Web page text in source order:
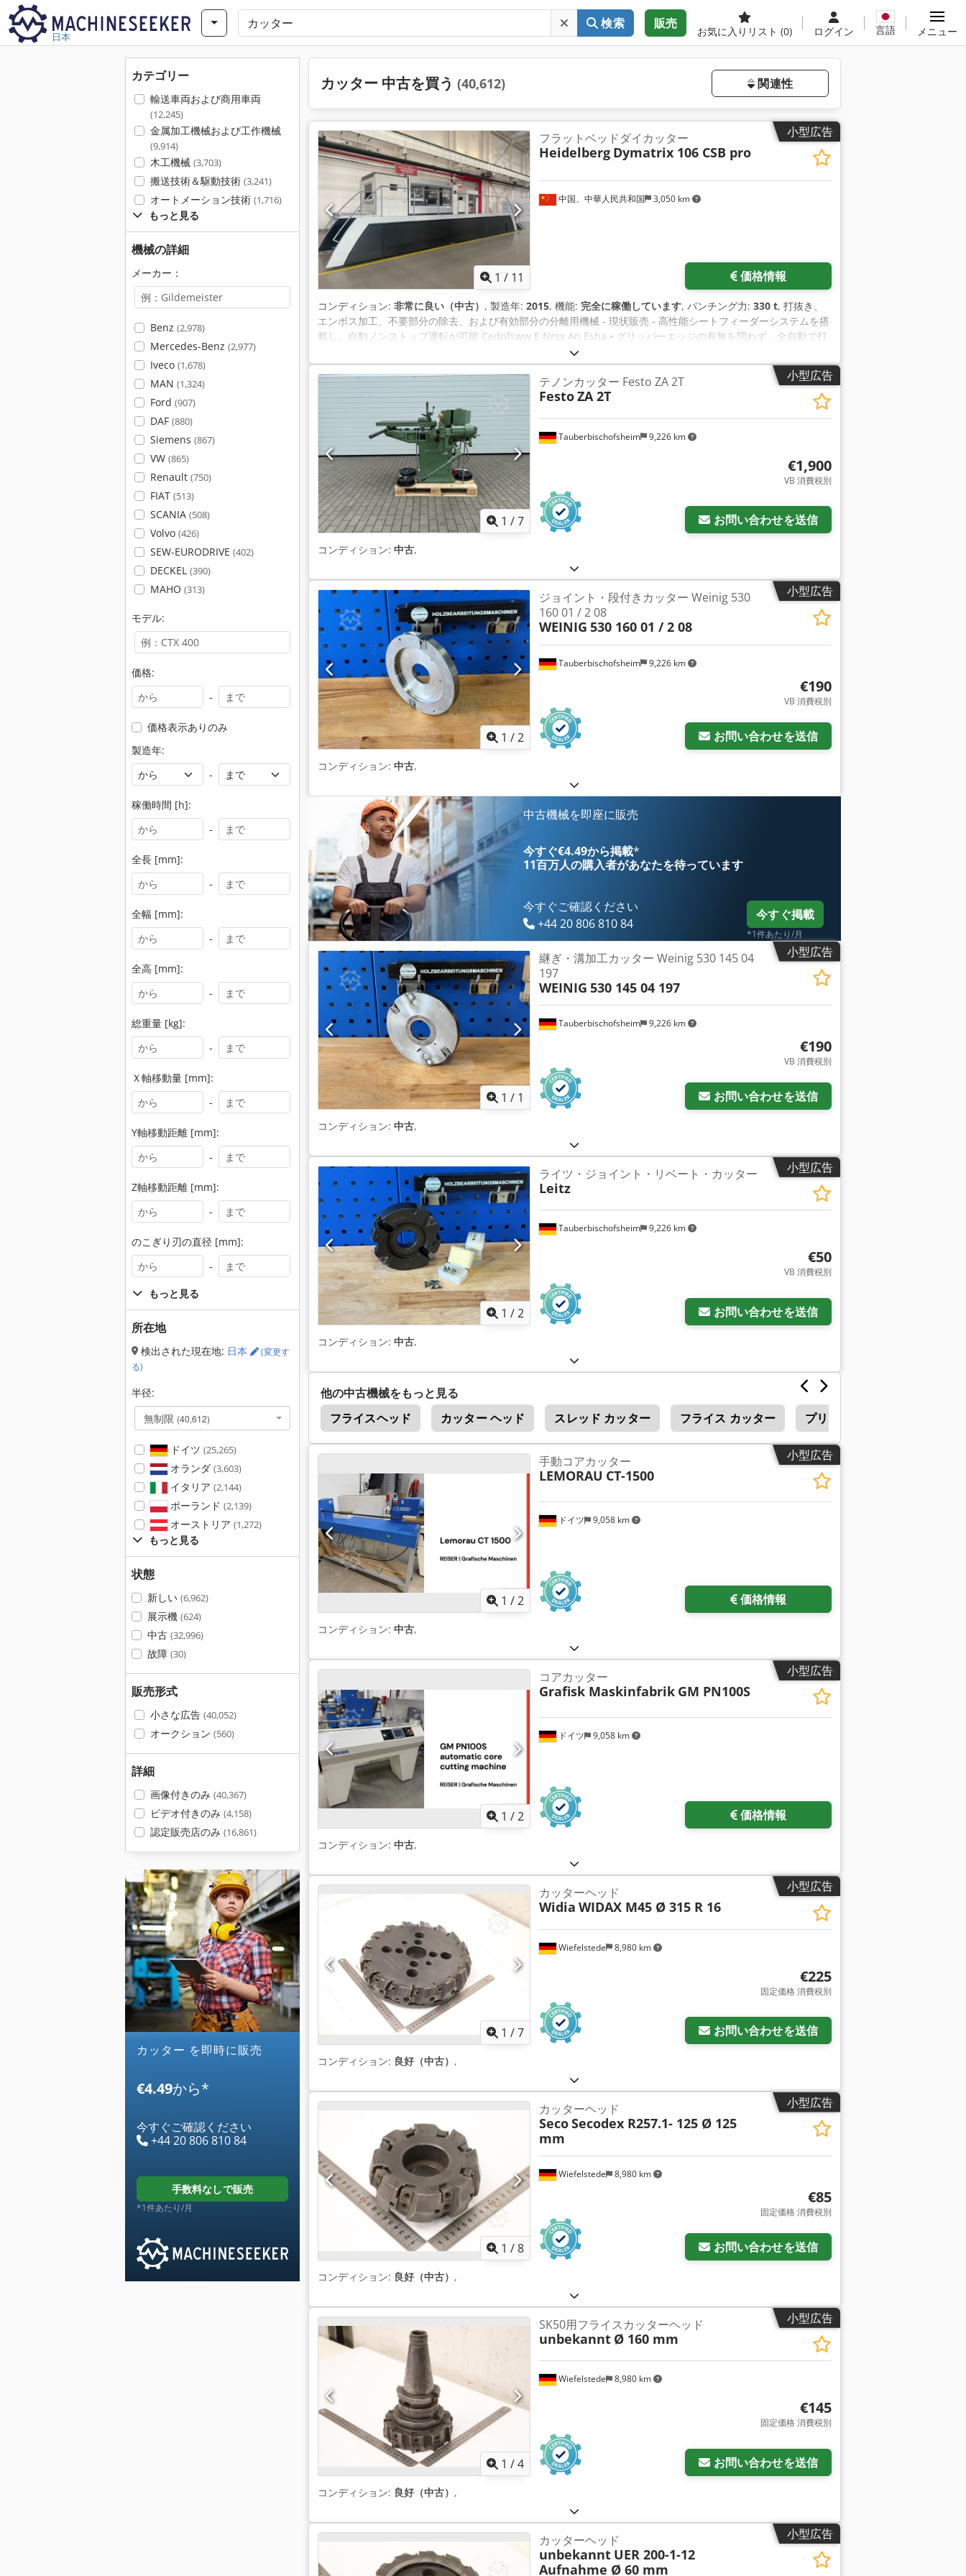
日本
検索 販売
お気に入りリスト (0) ログイン 言語 メニュー
カテゴリー
輸送車両および商用車両
(12,245)
金属加工機械および工作機械
(9,914)
木工機械 (3,703)
搬送技術＆駆動技術 (3,241)
オートメーション技術 (1,716)
もっと見る
機械の詳細
メーカー：
Benz (2,978)
Mercedes-Benz (2,977)
Iveco (1,678)
MAN (1,324)
Ford (907)
DAF (880)
Siemens (867)
VW (865)
Renault (750)
FIAT (513)
SCANIA (508)
Volvo (426)
SEW-EURODRIVE (402)
DECKEL (390)
MAHO (313)
モデル:
価格:
-
価格表示ありのみ
製造年:
-
稼働時間 [h]:
-
全長 [mm]:
-
全幅 [mm]:
-
全高 [mm]:
-
総重量 [kg]:
-
Ｘ軸移動量 [mm]:
-
Y軸移動距離 [mm]:
-
Z軸移動距離 [mm]:
-
のこぎり刃の直径 [mm]:
-
もっと見る
所在地
検出された現在地: 日本
(変更す
る)
半径:
無制限 (40,612)
ドイツ (25,265)
オランダ (3,603)
イタリア (2,144)
ポーランド (2,139)
オーストリア (1,272)
もっと見る
状態
新しい (6,962)
展示機 (624)
中古 (32,996)
故障 (30)
販売形式
小さな広告 (40,052)
オークション (560)
詳細
画像付きのみ (40,367)
ビデオ付きのみ (4,158)
認定販売店のみ (16,861)
カッター を即時に販売
€4.49から*
今すぐご確認ください
+44 20 806 810 84
手数料なしで販売
*1件あたり/月
カッター 中古を買う (40,612) 関連性
小型広告
1 / 11
中国、中華人民共和国 3,050 km
フラットベッドダイカッター
Heidelberg Dymatrix 106 CSB pro
価格情報
コンディション: 非常に良い（中古） , 製造年: 2015, 機能: 完全に稼働しています, パンチング力: 330 t, 打抜き、
エンボス加工、不要部分の除去、および有効部分の分離用機械 - 現状販売 - 高性能シートフィーダーシステムを搭
載し、自動ノンストップ運転が可能 Cedpfsww E Nrsx An Esha ⦁ グリッパーエッジの有無を問わず、全自動で打
抜き、罫線加工、エンボス加工が可能 ⦁ 内部の不要部分やシートの側面・背面端の除去 ⦁ 打抜きおよび不要部分除
去後のシートを、グリッパーエッジ付きで積み重ね排出、または ⦁ グリッパーエッジを切り離した後、残りのシー
トを積み重ね排出 ⦁ 最高の位置精度を実現する特許取得済みグリッパーワゴンレジスターシステム搭載 ⦁ 全自動の
分離シート供給およびノンストップ積み込みが可能なパッケージ積載機を搭載。最小サイズのカットでも切替不
要。 （櫛形構造の交換テーブル） ⦁ 分離シートマガジンは電動在庫管理機能付き。生産中にも補充可能 ⦁
Centerline装備 ⦁ 排出部に自動パレット交換装置付き 仕様 シートサイズ 最大：760 x 1060 mm シートサイズ 最
小：350 x 400 mm 最大打抜き圧力：3.3 MN（330トン） 速度：9,000 枚/時 対応素材： 紙 最小 80 g/m² 板紙 最
大 2000 g/m² 段ボール 最大 3 mm （最大シート反り 4％） 装備： 光学式シートアライメント装置（Dyset） 自
動ノンストップフィーダー 不要部分除去ステーション 有効部分分離ステーション Centerline 全自動パレット交
換装置（排出口） 作業台付き 全ての工具ステーションにクイッククランプフレーム
小型広告
1 /7
Tauberbischofsheim 9,226 km
テノンカッター Festo ZA 2T
FestoZA 2T
€1,900
VB 消費税別
お問い合わせを送信
コンディション: 中古,
小型広告
さらに画像をリクエスト
1 /2
Tauberbischofsheim 9,226 km
ジョイント・段付きカッター Weinig 530
160 01 / 2 08
WEINIG 530 160 01 / 2 08
€190
VB 消費税別
お問い合わせを送信
コンディション: 中古,
中古機械を即座に販売
今すぐ€4.49から掲載*
11百万人の購入者があなたを待っています
今すぐご確認ください
+44 20 806 810 84
今すぐ掲載
*1件あたり/月
小型広告
1 / 1
Tauberbischofsheim 9,226 km
継ぎ・溝加工カッター Weinig 530 145 04
197
WEINIG 530 145 04 197
€190
VB 消費税別
お問い合わせを送信
コンディション: 中古,
小型広告
さらに画像をリクエスト
1 /2
Tauberbischofsheim 9,226 km
ライツ・ジョイント・リベート・カッター
Leitz
€50
VB 消費税別
お問い合わせを送信
コンディション: 中古,
他の中古機械をもっと見る
フライスヘッド
カッター ヘッド スレッド カッター フライス カッター プリズム フライス カッター
フレキソ印刷機 Gallus
小型広告
1 /2
ドイツ 9,058 km
手動コアカッター
LEMORAU CT-1500
価格情報
コンディション: 中古,
小型広告
1 /2
ドイツ 9,058 km
コアカッター
Grafisk Maskinfabrik GM PN100S
価格情報
コンディション: 中古,
小型広告
1 /7
Wiefelstede 8,980 km
カッターヘッド
Widia WIDAX M45 Ø 315 R 16
€225
固定価格 消費税別
お問い合わせを送信
コンディション: 良好（中古） ,
小型広告
1 /8
Wiefelstede 8,980 km
カッターヘッド
SecoSecodex R257.1- 125 Ø 125
mm
€85
固定価格 消費税別
お問い合わせを送信
コンディション: 良好（中古） ,
小型広告
1 /4
Wiefelstede 8,980 km
SK50用フライスカッターヘッド
unbekannt Ø 160 mm
€145
固定価格 消費税別
お問い合わせを送信
コンディション: 良好（中古） ,
小型広告
カッターヘッド
unbekannt UER 200-1-12
Aufnahme Ø 60 mm